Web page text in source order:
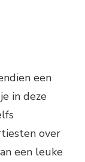
een
in deze
over
een leuke